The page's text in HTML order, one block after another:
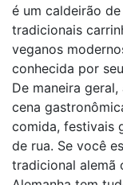
é um caldeirão
tradicionais
veganos
conhecida por
De maneira
cena
comida, festivais
de rua. Se você
tradicional alemã